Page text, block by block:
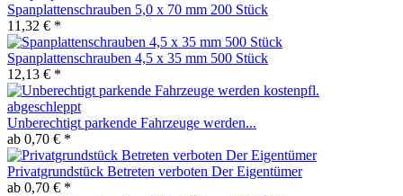
Spanplattenschrauben 5,0 x 70 mm 200 Stück
11,32 € *
Spanplattenschrauben 4,5 x 35 mm 500 Stück
12,13 € *
Unberechtigt parkende Fahrzeuge werden...
ab 0,70 € *
Privatgrundstück Betreten verboten Der Eigentümer
ab 0,70 € *